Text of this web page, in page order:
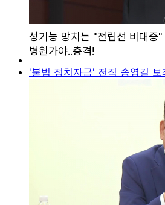
'불법 정치자금' 전직 송영길 보